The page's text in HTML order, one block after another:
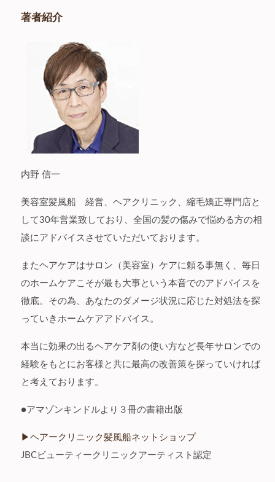
著者紹介
内野 信一
美容室髪風船 経営、ヘアクリニック、縮毛矯正専門店と
して30年営業致しており、全国の髪の傷みで悩める方の相
談にアドバイスさせていただいております。
またヘアケアはサロン（美容室）ケアに頼る事無く、毎日
のホームケアこそが最も大事という本音でのアドバイスを
徹底。その為、あなたのダメージ状況に応じた対処法を探
っていきホームケアアドバイス。
本当に効果の出るヘアケア剤の使い方など長年サロンでの
経験をもとにお客様と共に最高の改善策を探っていければ
と考えております。
●アマゾンキンドルより３冊の書籍出版
▶︎ヘアークリニック髪風船ネットショップ
JBCビューティークリニックアーティスト認定